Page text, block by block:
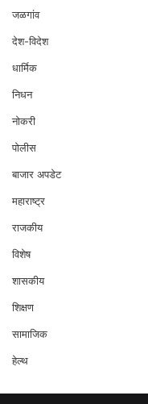
जळगांव
देश-विदेश
धार्मिक
निधन
नोकरी
पोलीस
बाजार अपडेट
महाराष्ट्र
राजकीय
विशेष
शासकीय
शिक्षण
सामाजिक
हेल्थ